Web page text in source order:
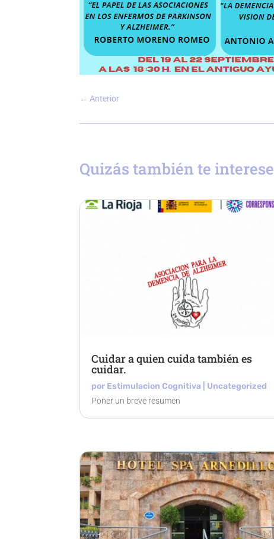
← Anterior
Quizás también te interese
Cuidar a quien cuida también es
cuidar.
por Estimulacion Cognitiva Uncategorized
Poner un breve resumen